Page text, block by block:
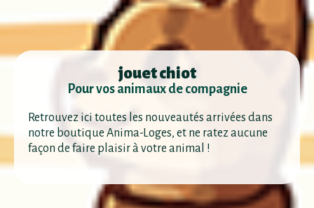
jouet chiot
Pour vos animaux de compagnie
Retrouvez ici toutes les nouveautés arrivées dans
notre boutique Anima-Loges, et ne ratez aucune
façon de faire plaisir à votre animal !